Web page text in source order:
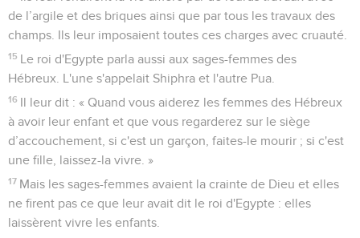
de l’argile et des briques ainsi que par tous les travaux des
champs. Ils leur imposaient toutes ces charges avec cruauté.
15
Le roi d'Egypte parla aussi aux sages-femmes des
Hébreux. L'une s'appelait Shiphra et l'autre Pua.
16
Il leur dit : « Quand vous aiderez les femmes des Hébreux
à avoir leur enfant et que vous regarderez sur le siège
d’accouchement, si c'est un garçon, faites-le mourir ; si c'est
une fille, laissez-la vivre. »
17 Mais les sages-femmes avaient la crainte de Dieu et elles
ne firent pas ce que leur avait dit le roi d'Egypte : elles
laissèrent vivre les enfants.